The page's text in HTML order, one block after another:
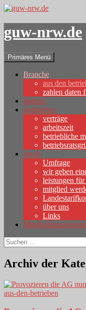
guw-nrw.de
Suchen
Primäres Menü
Inhalt
Branche
aus den
zahlen daten
themen
rechtliches
verträge
arbeitszeit
betriebliche
ver.di
Umfrage
wir geben
leistungen
mitglied
über uns
Links
Suchen
nach:
Archiv der
aus-den-betrieben